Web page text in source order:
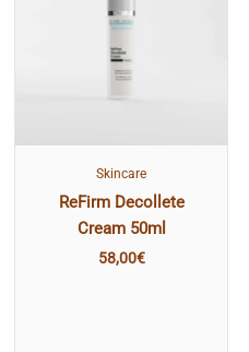
Skincare
ReFirm Decollete
Cream 50ml
58,00€